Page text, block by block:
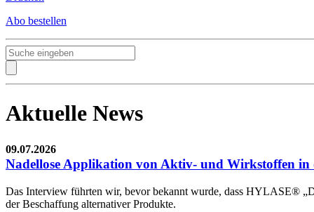
Abo bestellen
Aktuelle News
09.07.2026
Nadellose Applikation von Aktiv- und Wirkstoffen
Das Interview führten wir, bevor bekannt wurde, dass HYLASE®
der Beschaffung alternativer Produkte.